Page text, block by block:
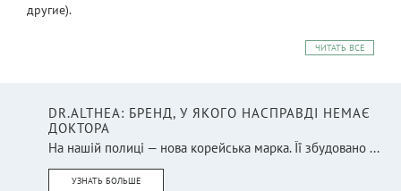
другие).
ЧИТАТЬ ВСЕ
DR.ALTHEA: БРЕНД, У ЯКОГО НАСПРАВДІ НЕМАЄ
ДОКТОРА
На нашій полиці — нова корейська марка. Її збудовано ...
УЗНАТЬ БОЛЬШЕ